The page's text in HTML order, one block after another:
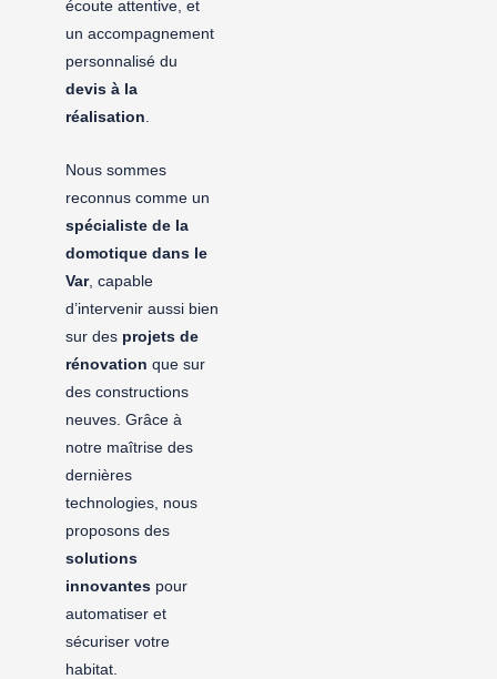
écoute attentive, et
un accompagnement
personnalisé du
devis à la
réalisation.
Nous sommes
reconnus comme un
spécialiste de la
domotique dans le
Var, capable
d’intervenir aussi bien
sur des projets de
rénovation que sur
des constructions
neuves. Grâce à
notre maîtrise des
dernières
technologies, nous
proposons des
solutions
innovantes pour
automatiser et
sécuriser votre
habitat.